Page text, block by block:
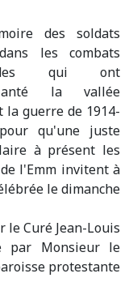
des soldats
les combats
qui ont
la vallée
la guerre de 1914-
qu'une juste
à présent les
l'Emm invitent à
le dimanche
le Curé Jean-Louis
par Monsieur le
protestante